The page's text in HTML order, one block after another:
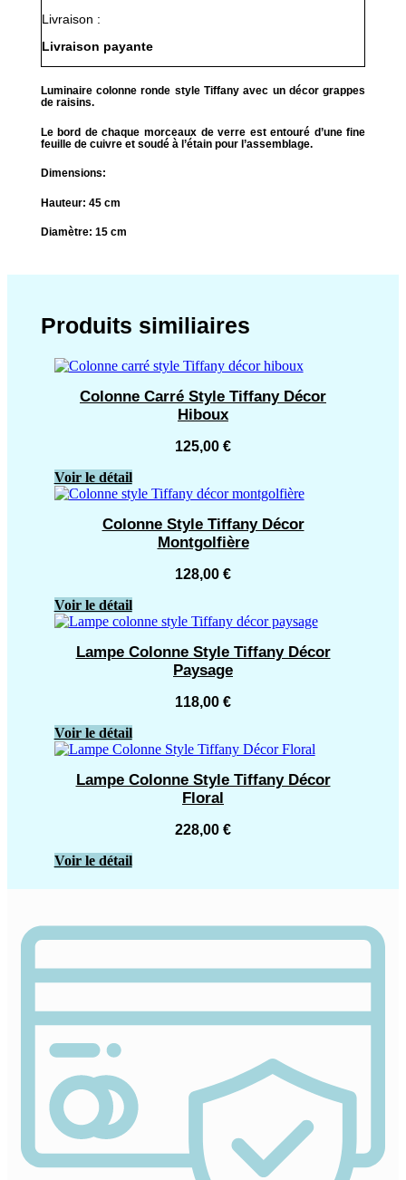
Livraison :
Livraison payante
Luminaire colonne ronde style Tiffany avec un décor grappes
de raisins.
Le bord de chaque morceaux de verre est entouré d’une fine
feuille de cuivre et soudé à l’étain pour l’assemblage.
Dimensions:
Hauteur: 45 cm
Diamètre: 15 cm
Produits similiaires
Colonne Carré Style Tiffany Décor
Hiboux
125,00 €
Voir le détail
Colonne Style Tiffany Décor
Montgolfière
128,00 €
Voir le détail
Lampe Colonne Style Tiffany Décor
Paysage
118,00 €
Voir le détail
Lampe Colonne Style Tiffany Décor
Floral
228,00 €
Voir le détail